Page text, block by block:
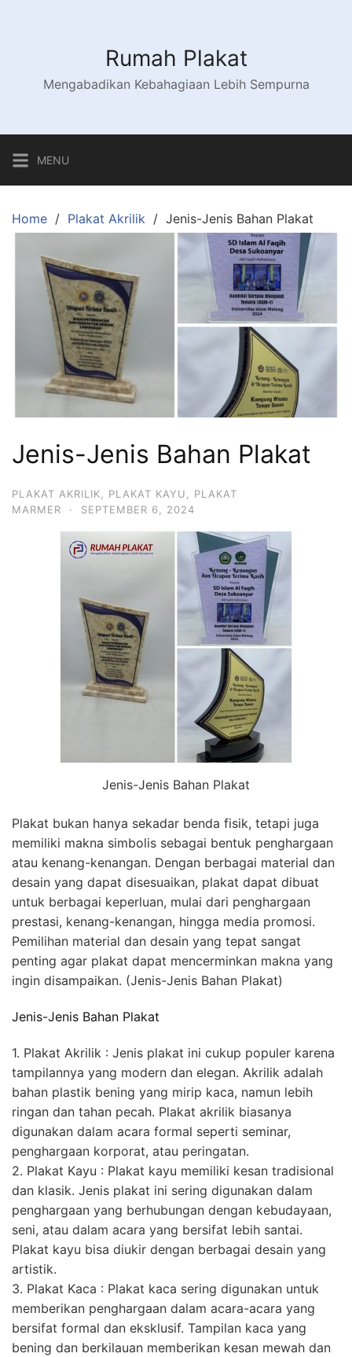
Rumah Plakat
Mengabadikan Kebahagiaan Lebih Sempurna
MENU
Home Plakat Akrilik Jenis-Jenis Bahan Plakat
Jenis-Jenis Bahan Plakat
PLAKAT AKRILIK PLAKAT KAYU
PLAKAT
MARMER
· SEPTEMBER 6, 2024
Jenis-Jenis Bahan Plakat
Plakat bukan hanya sekadar benda fisik, tetapi juga
memiliki makna simbolis sebagai bentuk penghargaan
atau kenang-kenangan. Dengan berbagai material dan
desain yang dapat disesuaikan, plakat dapat dibuat
untuk berbagai keperluan, mulai dari penghargaan
prestasi, kenang-kenangan, hingga media promosi.
Pemilihan material dan desain yang tepat sangat
penting agar plakat dapat mencerminkan makna yang
ingin disampaikan. (Jenis-Jenis Bahan Plakat)
Jenis-Jenis Bahan Plakat
1. Plakat Akrilik : Jenis plakat ini cukup populer karena
tampilannya yang modern dan elegan. Akrilik adalah
bahan plastik bening yang mirip kaca, namun lebih
ringan dan tahan pecah. Plakat akrilik biasanya
digunakan dalam acara formal seperti seminar,
penghargaan korporat, atau peringatan.
2. Plakat Kayu : Plakat kayu memiliki kesan tradisional
dan klasik. Jenis plakat ini sering digunakan dalam
penghargaan yang berhubungan dengan kebudayaan,
seni, atau dalam acara yang bersifat lebih santai.
Plakat kayu bisa diukir dengan berbagai desain yang
artistik.
3. Plakat Kaca : Plakat kaca sering digunakan untuk
memberikan penghargaan dalam acara-acara yang
bersifat formal dan eksklusif. Tampilan kaca yang
bening dan berkilauan memberikan kesan mewah dan